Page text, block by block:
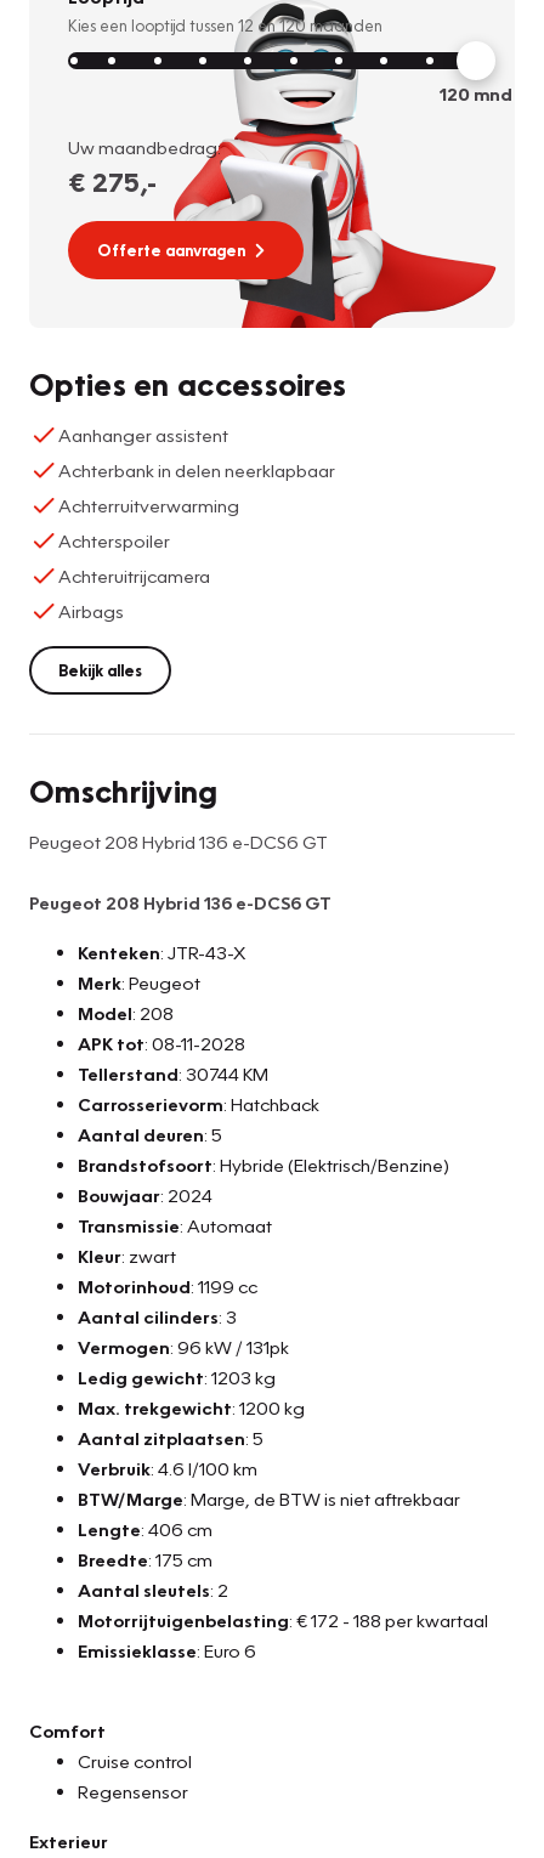
Kies een looptijd tussen 12 en120 maanden
120mnd
Uw maandbedrag:
€ 275,-
Offerte aanvragen
Opties en accessoires
Aanhanger assistent
Achterbank in delen neerklapbaar
Achterruitverwarming
Achterspoiler
Achteruitrijcamera
Airbags
Bekijk alles
Omschrijving
Peugeot 208 Hybrid 136 e-DCS6 GT
Peugeot 208 Hybrid 136 e-DCS6 GT
Kenteken: JTR-43-X
Merk: Peugeot
Model: 208
APK tot: 08-11-2028
Tellerstand: 30744 KM
Carrosserievorm: Hatchback
Aantal deuren: 5
Brandstofsoort: Hybride (Elektrisch/Benzine)
Bouwjaar: 2024
Transmissie: Automaat
Kleur: zwart
Motorinhoud: 1199 cc
Aantal cilinders: 3
Vermogen: 96 kW / 131pk
Ledig gewicht: 1203 kg
Max. trekgewicht: 1200 kg
Aantal zitplaatsen: 5
Verbruik: 4.6 l/100 km
BTW/Marge: Marge, de BTW is niet aftrekbaar
Lengte: 406 cm
Breedte: 175 cm
Aantal sleutels: 2
Motorrijtuigenbelasting: € 172 - 188 per kwartaal
Emissieklasse: Euro 6
Comfort
Cruise control
Regensensor
Exterieur